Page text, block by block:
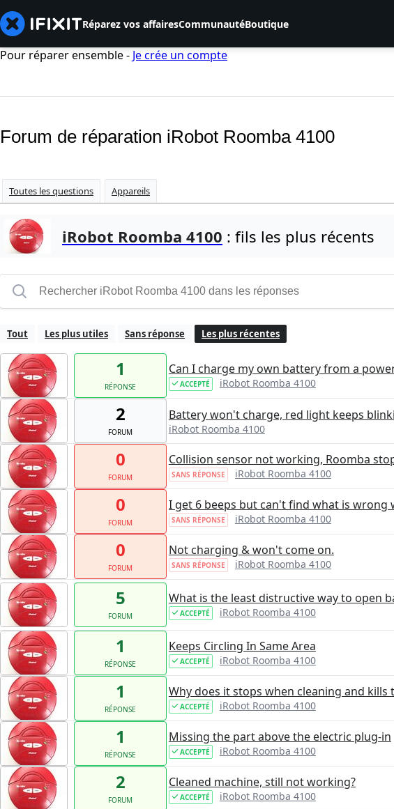
Réparez vos affairesCommunautéBoutique
Pour réparer ensemble - Je crée un compte
Forum de réparation iRobot Roomba 4100
Toutes les questions Appareils
iRobot Roomba 4100 : fils les plus récents
Tout Les plus utiles Sans réponse Les plus récentes
1
RÉPONSE
Can I charge my own battery from a
ACCEPTÉ iRobot Roomba 4100
2
FORUM
Battery won't charge, red light keeps
iRobot Roomba 4100
0
FORUM
Collision sensor not working, Roomba
SANS RÉPONSE iRobot Roomba 4100
0
FORUM
I get 6 beeps but can't find what is wrong
SANS RÉPONSE iRobot Roomba 4100
0
FORUM
Not charging & won't come on.
SANS RÉPONSE iRobot Roomba 4100
5
FORUM
What is the least distructive way to open
ACCEPTÉ iRobot Roomba 4100
1
RÉPONSE
Keeps Circling In Same Area
ACCEPTÉ iRobot Roomba 4100
1
RÉPONSE
Why does it stops when cleaning and kills
ACCEPTÉ iRobot Roomba 4100
1
RÉPONSE
Missing the part above the electric plug-in
ACCEPTÉ iRobot Roomba 4100
2
FORUM
Cleaned machine, still not working?
ACCEPTÉ iRobot Roomba 4100